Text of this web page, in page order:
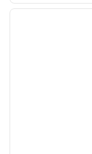
1 av 12